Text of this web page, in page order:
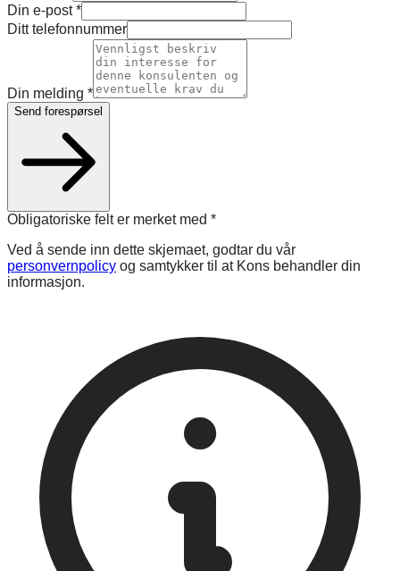
Din e-post*
Ditt telefonnummer
Din melding *
Send forespørsel
Obligatoriske felt er merket med *
Ved å sende inn dette skjemaet, godtar du vår
personvernpolicy og samtykker til at Kons behandler din
informasjon.